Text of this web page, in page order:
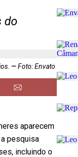
do
Foto: Envato
aparecem
pesquisa
incluindo o